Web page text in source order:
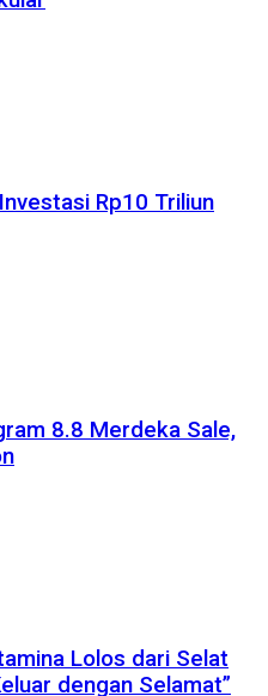
Rp10 Triliun
8.8 Merdeka Sale,
Lolos dari Selat
dengan Selamat”